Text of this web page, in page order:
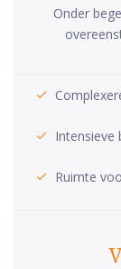
Onder
Intensieve
Ruimte